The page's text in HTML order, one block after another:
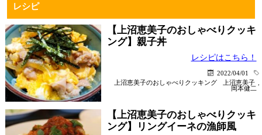
レシピ
【上沼恵美子のおしゃべりクッキ
ング】親子丼
レシピはこちら！
2022/04/01
上沼恵美子のおしゃべりクッキング
上沼恵美子
岡本健二
【上沼恵美子のおしゃべりクッキ
ング】リングイーネの漁師風